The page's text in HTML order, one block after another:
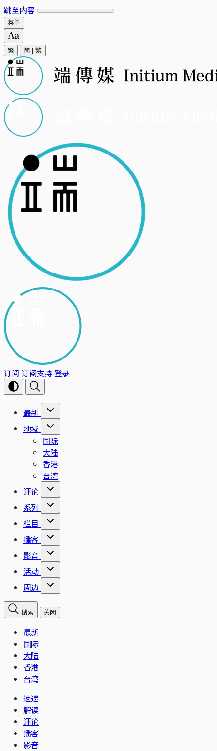
跳至内容
菜单
繁 简 繁
订阅 订阅支持登录
最新
地域
国际
大陆
香港
台湾
评论
系列
栏目
播客
影音
活动
周边
搜索 关闭
最新
国际
大陆
香港
台湾
速递
解读
评论
播客
影音